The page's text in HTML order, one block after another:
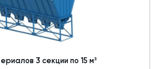
3 секции по 15 м³